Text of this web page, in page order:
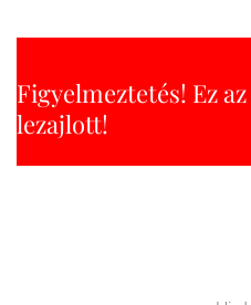
Figyelmeztetés! Ez
lezajlott!